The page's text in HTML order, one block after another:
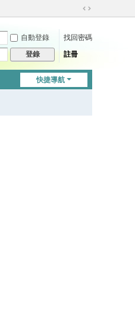
切
到
自動登錄
找回密碼
登錄 註冊
快捷導航